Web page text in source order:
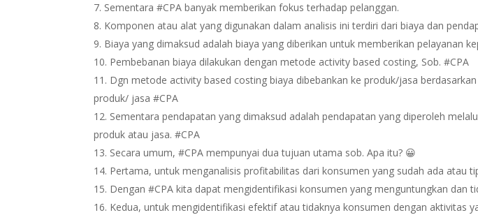
Sementara #CPA banyak memberikan fokus terhadap pelanggan.
Komponen atau alat yang digunakan dalam analisis ini terdiri dari biaya dan
Biaya yang dimaksud adalah biaya yang diberikan untuk memberikan pelayanan
Pembebanan biaya dilakukan dengan metode activity based costing, Sob. #CPA
Dgn metode activity based costing biaya dibebankan ke produk/jasa
produk/ jasa #CPA
Sementara pendapatan yang dimaksud adalah pendapatan yang diperoleh
produk atau jasa. #CPA
Secara umum, #CPA mempunyai dua tujuan utama sob. Apa itu? 😀
Pertama, untuk menganalisis profitabilitas dari konsumen yang sudah ada atau
Dengan #CPA kita dapat mengidentifikasi konsumen yang menguntungkan dan
Kedua, untuk mengidentifikasi efektif atau tidaknya konsumen dengan aktivitas